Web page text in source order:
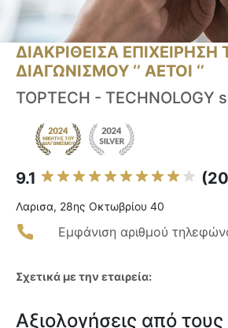
ΔΙΑΚΡΙΘΕΙΣΑ ΕΠΙΧΕΙΡΗΣΗ
ΔΙΑΓΩΝΙΣΜΟΥ ‘’ ΑΕΤΟΙ ‘’
ΤΟΡTECH - TECHNOLOGY
9.1
Λαρισα, 28ης Οκτωβρίου 40
Εμφάνιση αριθμού
Σχετικά με την εταιρεία:
Αξιολογήσεις από